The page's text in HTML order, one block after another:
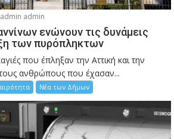
admin admin
ενώνουν τις δυνάμεις
των πυρόπληκτων
που έπληξαν την Αττική και την
ανθρώπους που έχασαν...
Νέα των Δήμων